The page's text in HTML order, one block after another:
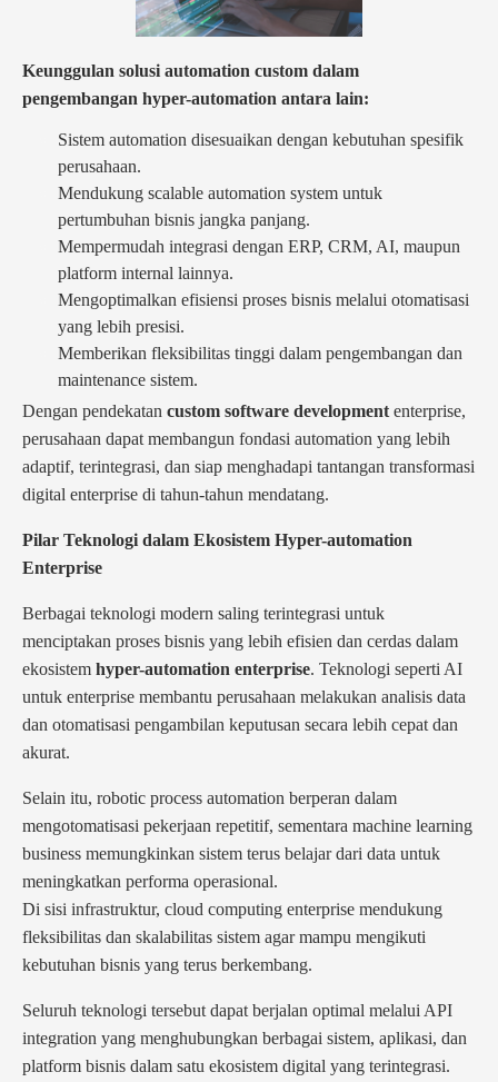
Keunggulan solusi automation custom dalam
pengembangan hyper-automation antara lain:
Sistem automation disesuaikan dengan kebutuhan spesifik
perusahaan.
Mendukung scalable automation system untuk
pertumbuhan bisnis jangka panjang.
Mempermudah integrasi dengan ERP, CRM, AI, maupun
platform internal lainnya.
Mengoptimalkan efisiensi proses bisnis melalui otomatisasi
yang lebih presisi.
Memberikan fleksibilitas tinggi dalam pengembangan dan
maintenance sistem.
Dengan pendekatan custom software development enterprise,
perusahaan dapat membangun fondasi automation yang lebih
adaptif, terintegrasi, dan siap menghadapi tantangan transformasi
digital enterprise di tahun-tahun mendatang.
Pilar Teknologi dalam Ekosistem Hyper-automation
Enterprise
Berbagai teknologi modern saling terintegrasi untuk
menciptakan proses bisnis yang lebih efisien dan cerdas dalam
ekosistem hyper-automation enterprise. Teknologi seperti AI
untuk enterprise membantu perusahaan melakukan analisis data
dan otomatisasi pengambilan keputusan secara lebih cepat dan
akurat.
Selain itu, robotic process automation berperan dalam
mengotomatisasi pekerjaan repetitif, sementara machine learning
business memungkinkan sistem terus belajar dari data untuk
meningkatkan performa operasional.
Di sisi infrastruktur, cloud computing enterprise mendukung
fleksibilitas dan skalabilitas sistem agar mampu mengikuti
kebutuhan bisnis yang terus berkembang.
Seluruh teknologi tersebut dapat berjalan optimal melalui API
integration yang menghubungkan berbagai sistem, aplikasi, dan
platform bisnis dalam satu ekosistem digital yang terintegrasi.